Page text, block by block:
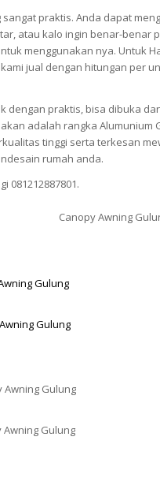
praktis. Anda dapat
atau kalo ingin benar-
menggunakan nya. Untuk
jual dengan hitungan per
dengan praktis, bisa dibuka
adalah rangka Alumunium
tinggi serta terkesan
rumah anda.
081212887801.